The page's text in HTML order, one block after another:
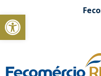
Abrir a barra de ferramentas